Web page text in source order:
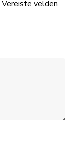
Vereiste velden